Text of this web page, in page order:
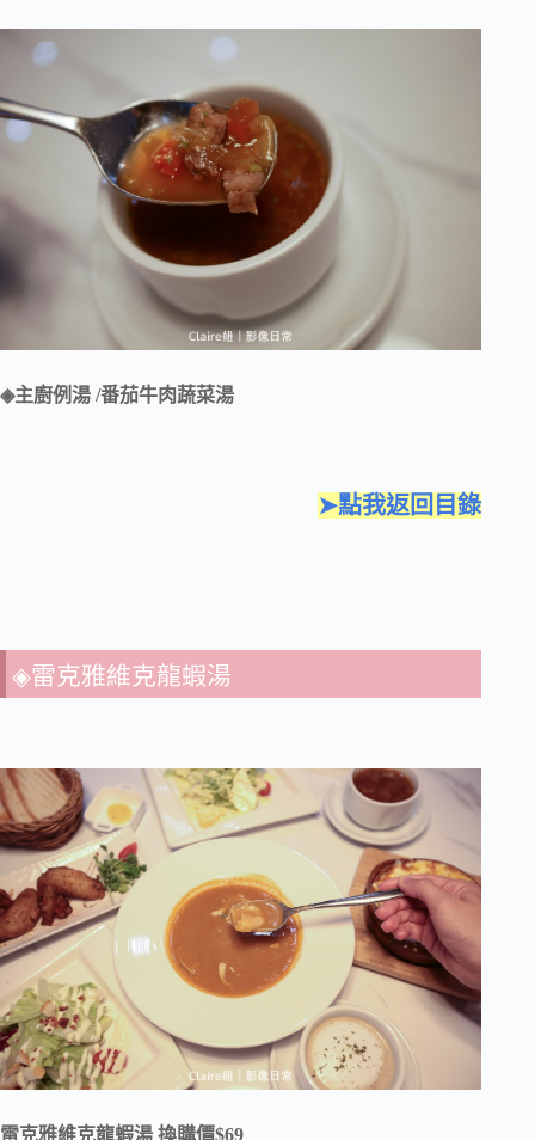
◈主廚例湯 /番茄牛肉蔬菜湯
➤點我返回目錄
◈雷克雅維克龍蝦湯
雷克雅維克龍蝦湯 換購價$69